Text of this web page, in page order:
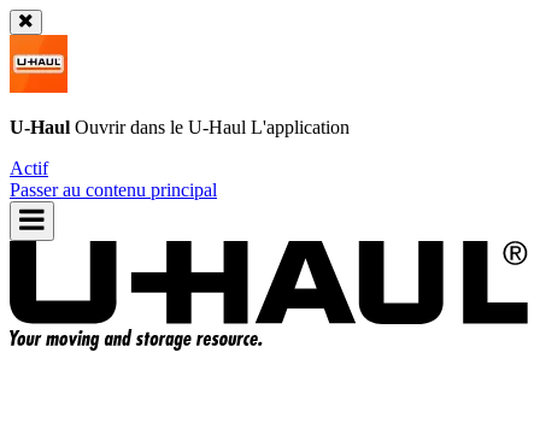
U-Haul Ouvrir dans le U-Haul L'application
Actif
Passer au contenu principal